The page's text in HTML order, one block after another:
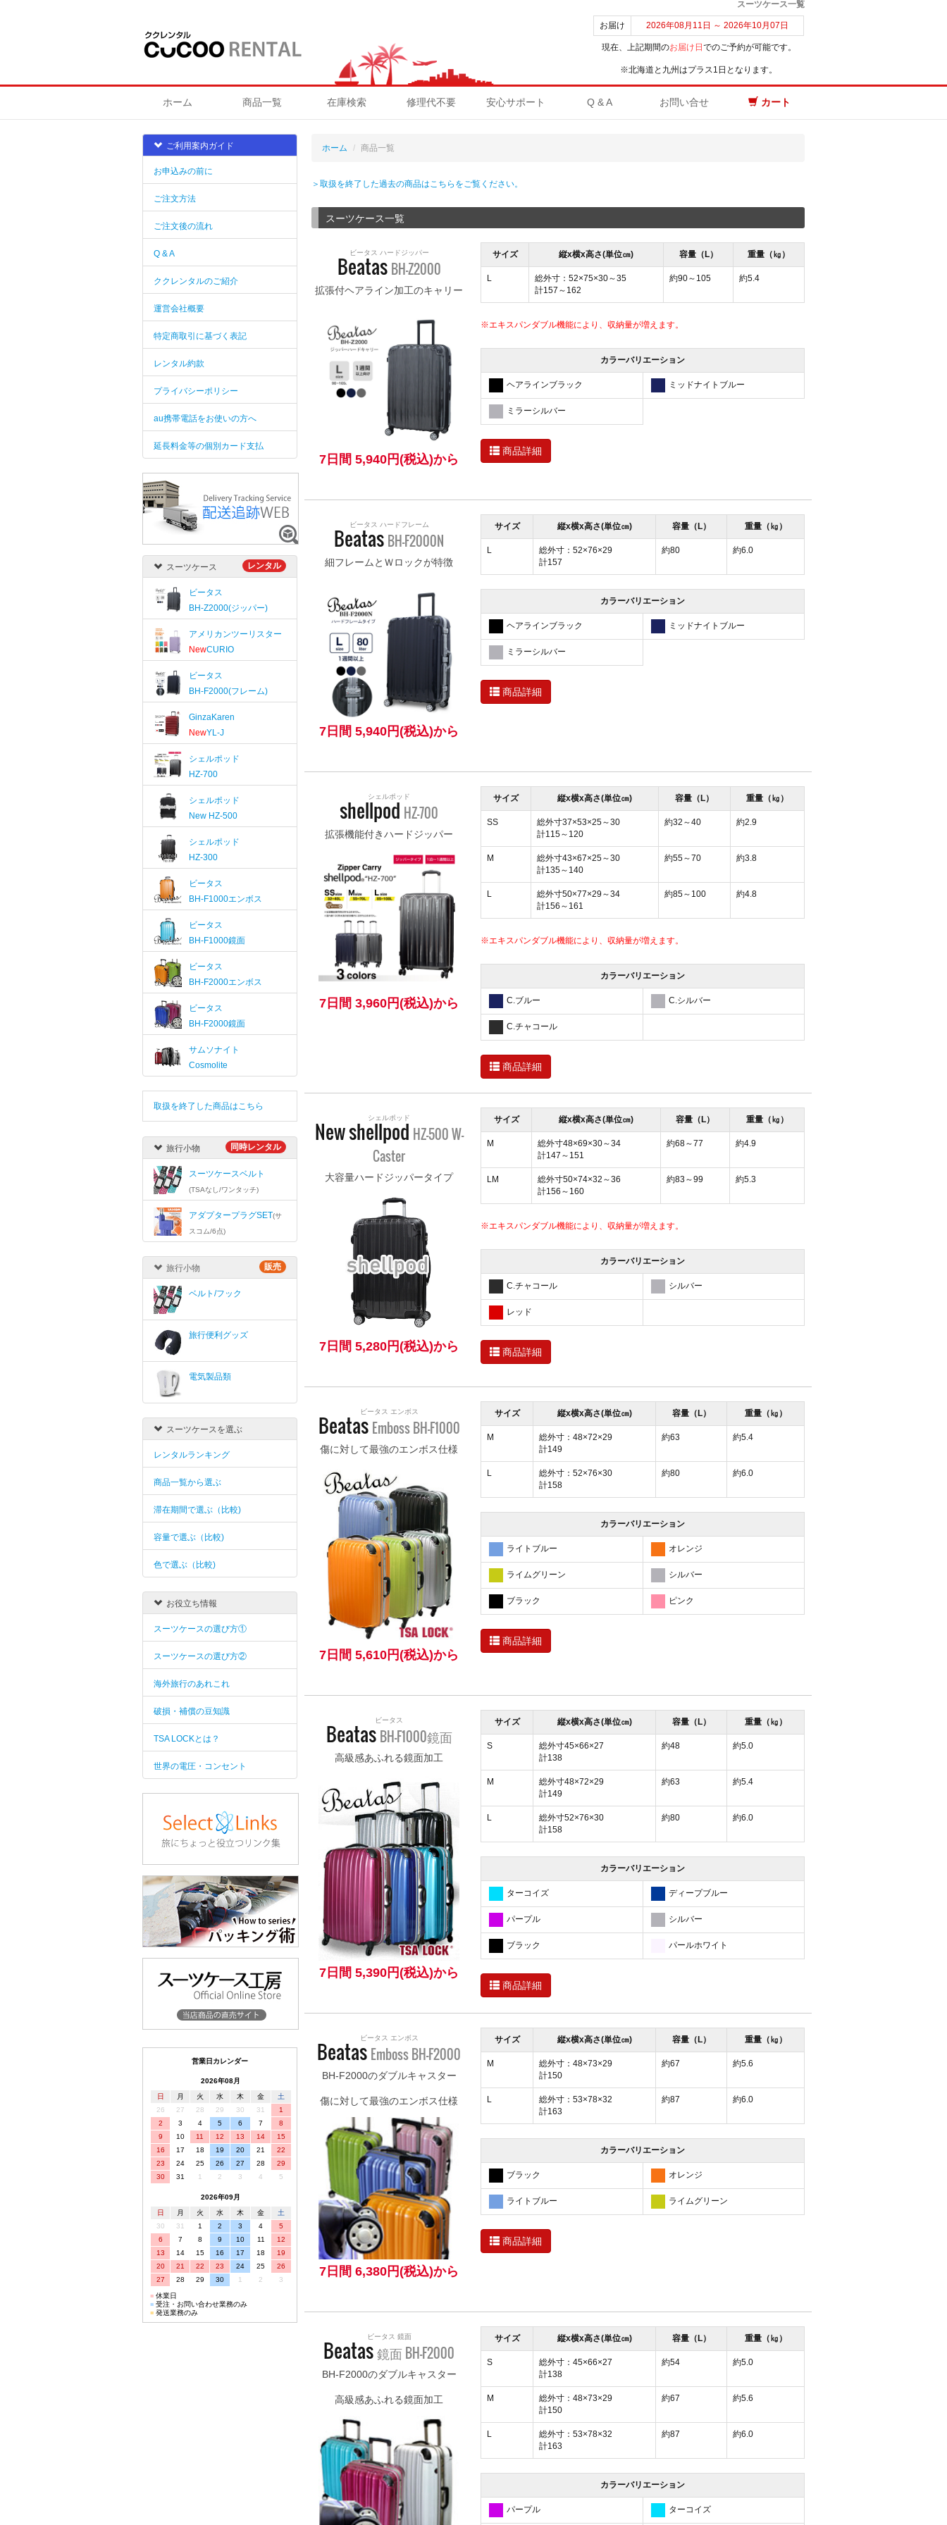
スーツケース一覧
お届け 2026年08月11日 ～ 2026年10月07日
現在、上記期間のお届け日 でのご予約が可能です。
※北海道と九州はプラス1日となります。
ホーム 商品一覧 在庫検索 修理代不要 安心サポート Q & A お問い合せ カート
ホーム 商品一覧
＞取扱を終了した過去の商品はこちらをご覧ください。
スーツケース一覧
ビータス ハードジッパー
Beatas BH-Z2000
拡張付ヘアライン加工のキャリー
7日間 5,940円(税込)から
サイズ 縦x横x高さ(単位㎝) 容量（L） 重量（㎏）
L
総外寸：52×75×30～35
計157～162
約90～105 約5.4
※エキスパンダブル機能により、収納量が増えます。
カラーバリエーション
ヘアラインブラック ミッドナイトブルー
ミラーシルバー
商品詳細
ビータス ハードフレーム
Beatas BH-F2000N
細フレームとＷロックが特徴
7日間 5,940円(税込)から
サイズ 縦x横x高さ(単位㎝) 容量（L） 重量（㎏）
L
総外寸：52×76×29
計157
約80 約6.0
カラーバリエーション
ヘアラインブラック ミッドナイトブルー
ミラーシルバー
商品詳細
シェルポッド
shellpod HZ-700
拡張機能付きハードジッパー
7日間 3,960円(税込)から
サイズ 縦x横x高さ(単位㎝) 容量（L） 重量（㎏）
SS
総外寸37×53×25～30
計115～120
約32～40 約2.9
M
総外寸43×67×25～30
計135～140
約55～70 約3.8
L
総外寸50×77×29～34
計156～161
約85～100 約4.8
※エキスパンダブル機能により、収納量が増えます。
カラーバリエーション
C.ブルー C.シルバー
C.チャコール
商品詳細
シェルポッド
New shellpod HZ-500 W-
Caster
大容量ハードジッパータイプ
7日間 5,280円(税込)から
サイズ 縦x横x高さ(単位㎝) 容量（L） 重量（㎏）
M
総外寸48×69×30～34
計147～151
約68～77 約4.9
LM
総外寸50×74×32～36
計156～160
約83～99 約5.3
※エキスパンダブル機能により、収納量が増えます。
カラーバリエーション
C.チャコール シルバー
レッド
商品詳細
ビータス エンボス
Beatas Emboss BH-F1000
傷に対して最強のエンボス仕様
7日間 5,610円(税込)から
サイズ 縦x横x高さ(単位㎝) 容量（L） 重量（㎏）
M
総外寸：48×72×29
計149
約63 約5.4
L
総外寸：52×76×30
計158
約80 約6.0
カラーバリエーション
ライトブルー オレンジ
ライムグリーン シルバー
ブラック ピンク
商品詳細
ビータス
Beatas BH-F1000鏡面
高級感あふれる鏡面加工
7日間 5,390円(税込)から
サイズ 縦x横x高さ(単位㎝) 容量（L） 重量（㎏）
S
総外寸45×66×27
計138
約48 約5.0
M
総外寸48×72×29
計149
約63 約5.4
L
総外寸52×76×30
計158
約80 約6.0
カラーバリエーション
ターコイズ ディープブルー
パープル シルバー
ブラック パールホワイト
商品詳細
ビータス エンボス
Beatas Emboss BH-F2000
BH-F2000のダブルキャスター
傷に対して最強のエンボス仕様
7日間 6,380円(税込)から
サイズ 縦x横x高さ(単位㎝) 容量（L） 重量（㎏）
M
総外寸：48×73×29
計150
約67 約5.6
L
総外寸：53×78×32
計163
約87 約6.0
カラーバリエーション
ブラック オレンジ
ライトブルー ライムグリーン
商品詳細
ビータス 鏡面
Beatas鏡面 BH-F2000
BH-F2000のダブルキャスター
高級感あふれる鏡面加工
サイズ 縦x横x高さ(単位㎝) 容量（L） 重量（㎏）
S
総外寸：45×66×27
計138
約54 約5.0
M
総外寸：48×73×29
計150
約67 約5.6
L
総外寸：53×78×32
計163
約87 約6.0
カラーバリエーション
パープル ターコイズ
ご利用案内ガイド
お申込みの前に
ご注文方法
ご注文後の流れ
Q & A
ククレンタルのご紹介
運営会社概要
特定商取引に基づく表記
レンタル約款
プライバシーポリシー
au携帯電話をお使いの方へ
延長料金等の個別カード支払
スーツケース レンタル
ビータス
BH-Z2000(ジッパー)
アメリカンツーリスター
NewCURIO
ビータス
BH-F2000(フレーム)
GinzaKaren
NewYL-J
シェルポッド
HZ-700
シェルポッド
New HZ-500
シェルポッド
HZ-300
ビータス
BH-F1000エンボス
ビータス
BH-F1000鏡面
ビータス
BH-F2000エンボス
ビータス
BH-F2000鏡面
サムソナイト
Cosmolite
取扱を終了した商品はこちら
旅行小物 同時レンタル
スーツケースベルト
(TSAなし/ワンタッチ)
アダプタープラグSET(サ
スコム/6点)
旅行小物 販売
ベルト/フック
旅行便利グッズ
電気製品類
スーツケースを選ぶ
レンタルランキング
商品一覧から選ぶ
滞在期間で選ぶ（比較)
容量で選ぶ（比較)
色で選ぶ（比較)
お役立ち情報
スーツケースの選び方①
スーツケースの選び方②
海外旅行のあれこれ
破損・補償の豆知識
TSA LOCKとは？
世界の電圧・コンセント
営業日カレンダー
2026年08月
日
月 火 水 木 金
土
26
27 28 29 30 31
1
2
3 4 5 6 7
8
9
10 11 12 13 14
15
16
17 18 19 20 21
22
23
24 25 26 27 28
29
30
31 1 2 3 4 5
2026年09月
日
月 火 水 木 金
土
30
31 1 2 3 4
5
6
7 8 9 10 11
12
13
14 15 16 17 18
19
20
21 22 23 24 25
26
27
28 29 30 1 2 3
■ 休業日
■ 受注・お問い合わせ業務のみ
■ 発送業務のみ